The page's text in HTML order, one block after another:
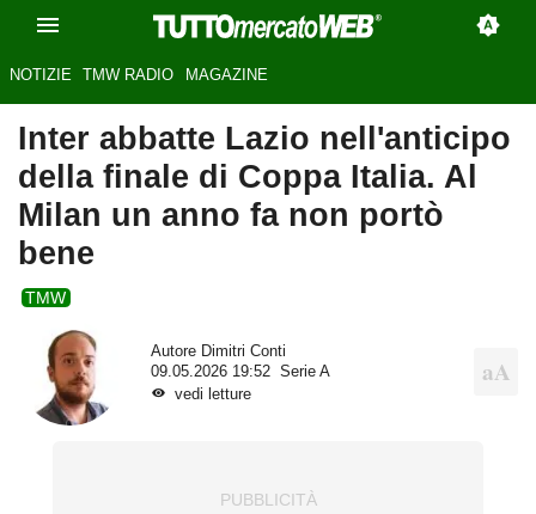
NOTIZIE TMW RADIO MAGAZINE
Inter abbatte Lazio nell'anticipo
della finale di Coppa Italia. Al
Milan un anno fa non portò
bene
TMW
Autore Dimitri Conti
09.05.2026 19:52
Serie A
vedi letture